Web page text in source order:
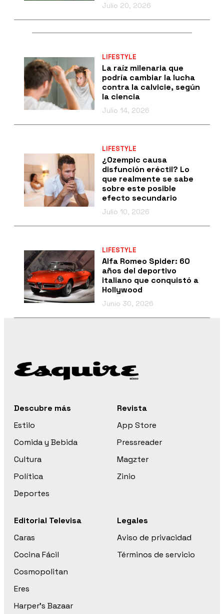
Julio 20, 2026
LIFESTYLE
La raíz milenaria que
podría cambiar la lucha
contra la calvicie, según
la ciencia
Julio 14, 2026
LIFESTYLE
¿Ozempic causa
disfunción eréctil? Lo
que realmente se sabe
sobre este posible
efecto secundario
Julio 10, 2026
LIFESTYLE
Alfa Romeo Spider: 60
años del deportivo
italiano que conquistó a
Hollywood
Junio 30, 2026
Descubre más
Estilo
Comida y Bebida
Cultura
Política
Deportes
Revista
App Store
Pressreader
Magzter
Zinio
Editorial Televisa
Caras
Cocina Fácil
Cosmopolitan
Eres
Harper’s Bazaar
Legales
Aviso de privacidad
Términos de servicio